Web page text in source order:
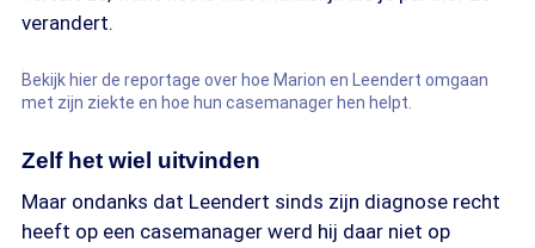
verandert.
Bekijk hier de reportage over hoe Marion en Leendert omgaan
met zijn ziekte en hoe hun casemanager hen helpt.
Zelf het wiel uitvinden
Maar ondanks dat Leendert sinds zijn diagnose recht
heeft op een casemanager werd hij daar niet op